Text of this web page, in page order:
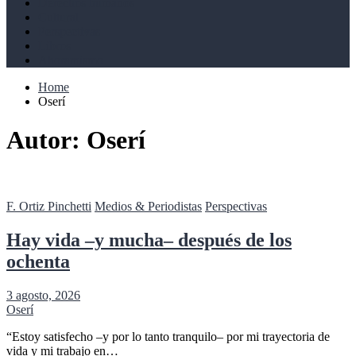
Home
Oserí
Autor: Oserí
F. Ortiz Pinchetti Medios & Periodistas Perspectivas
Hay vida –y mucha– después de los
ochenta
3 agosto, 2026
Oserí
“Estoy satisfecho –y por lo tanto tranquilo– por mi trayectoria de
vida y mi trabajo en…